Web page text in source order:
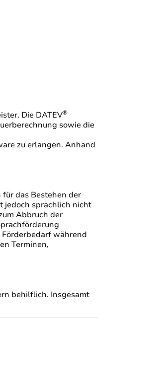
Die DATEV®
sowie die
zu erlangen. Anhand
das Bestehen der
jedoch sprachlich nicht
Abbruch der
während
Terminen,
behilflich. Insgesamt